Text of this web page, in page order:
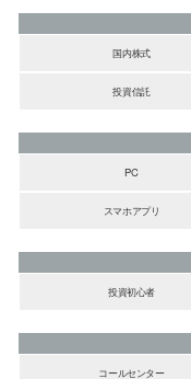
国内株式
投資信託
PC
スマホアプリ
投資初心者
コールセンター